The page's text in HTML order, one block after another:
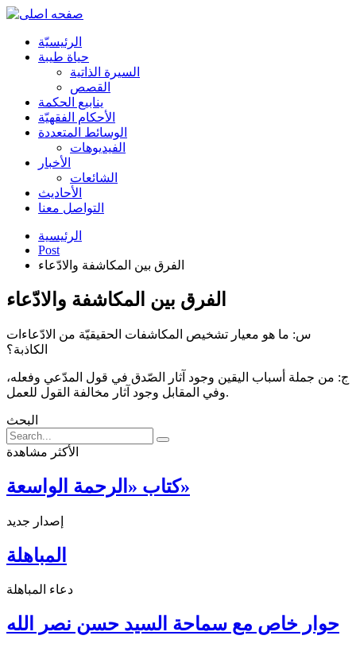
الرئیسیّة
حياة طيبة
السيرة الذاتية
القصص
ينابيع الحكمة
الأحکام الفقهیّة
الوسائط المتعددة
الفیدیوهات
الأخبار
الشائعات
الأحادیث
التواصل معنا
الرئيسية
Post
الفرق بين المكاشفة والادّعاء
الفرق بين المكاشفة والادّعاء
س: ما هو معيار تشخيص المكاشفات الحقيقيّة من الادّعاءات
الكاذبة؟
ج: من جملة أسباب اليقين وجود آثار الصّدق في قول المدّعي وفعله،
وفي المقابل وجود آثار مخالفة القول للعمل.
البحث
الأكثر مشاهدة
كتاب «الرحمة الواسعة»
إصدار جديد
المباهلة
دعاء المباهلة
حوار خاص مع سماحة السيد حسن نصر الله